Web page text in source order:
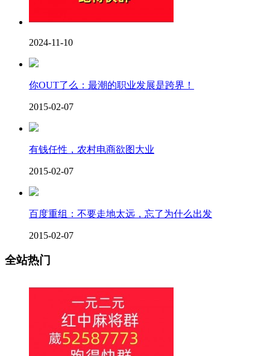
2024-11-10
你OUT了么：最潮的职业发展是跨界！
2015-02-07
有钱任性，农村电商欲图大业
2015-02-07
百度重组：不要走地太远，忘了为什么出发
2015-02-07
全站热门